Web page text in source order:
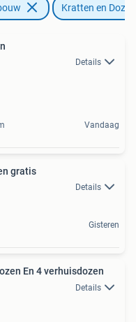
Kratten en Dozen
Details
Vandaag
gratis
Details
Gisteren
15 bananen dozen En 4 verhuisdozen
Details